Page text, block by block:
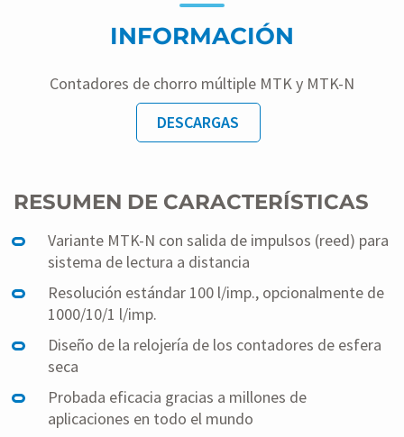
INFORMACIÓN
Contadores de chorro múltiple MTK y MTK-N
DESCARGAS
RESUMEN DE CARACTERÍSTICAS
Variante MTK-N con salida de impulsos (reed) para
sistema de lectura a distancia
Resolución estándar 100 l/imp., opcionalmente de
1000/10/1 l/imp.
Diseño de la relojería de los contadores de esfera
seca
Probada eficacia gracias a millones de
aplicaciones en todo el mundo